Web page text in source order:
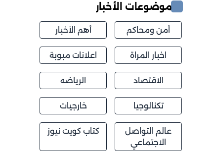
موضوعات الأخبار
أمن ومحاكم أهم الأخبار
اخبار المراة اعلانات مبوبة
الاقتصاد الرياضه
تكنالوجيا خارجيات
عالم التواصل
الاجتماعي
كتاب كويت نيوز